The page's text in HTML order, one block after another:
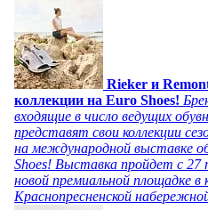
Rieker и
коллекции на Euro Shoes!
входящие в число ведущих
представят свои коллекции
на международной выставке
Shoes! Выставка пройдет c 27
новой премиальной площадке
Краснопресненской